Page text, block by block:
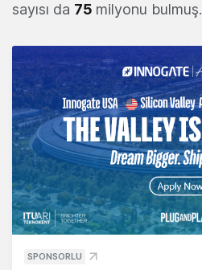
sayısı da 75 milyonu bulmuş.
SPONSORLU